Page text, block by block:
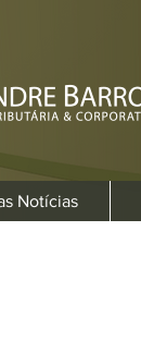
Notícias